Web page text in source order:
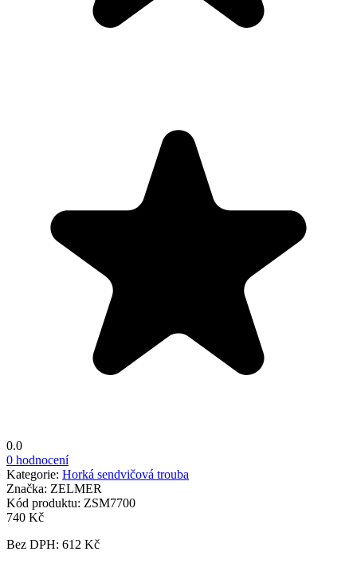
0.0
0 hodnocení
Kategorie: Horká sendvičová trouba
Značka: ZELMER
Kód produktu: ZSM7700
740 Kč
Bez DPH: 612 Kč